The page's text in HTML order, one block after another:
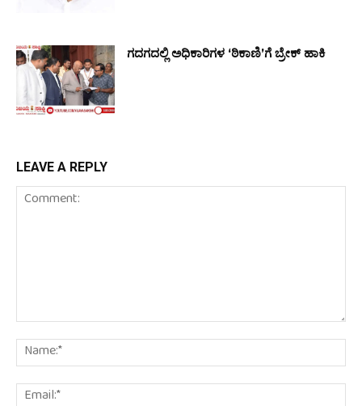
ಗದಗದಲ್ಲಿ ಅಧಿಕಾರಿಗಳ ‘ಠಿಕಾಣಿ’ಗೆ ಬ್ರೇಕ್ ಹಾಕಿ
LEAVE A REPLY
Comment: